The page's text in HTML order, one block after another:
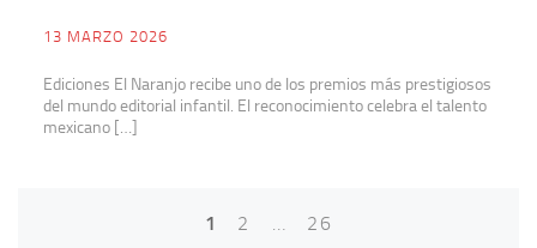
13 MARZO 2026
Ediciones El Naranjo recibe uno de los premios más prestigiosos
del mundo editorial infantil. El reconocimiento celebra el talento
mexicano […]
1 2 …
26